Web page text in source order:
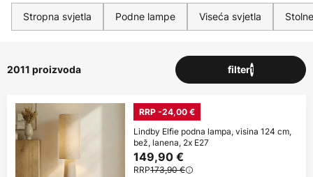
Stropna svjetla Podne lampe Viseća svjetla
2011 proizvoda filter1
RRP -24,00 €
Lindby Elfie podna lampa, visina 124 cm,
bež, lanena, 2x E27
149,90 €
RRP173,90 €